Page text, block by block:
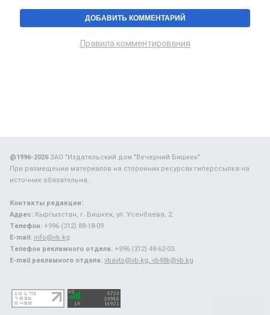
Правила комментирования
@1996-2026ЗАО "Издательский дом "Вечерний Бишкек"
При размещении материалов на сторонних ресурсах гиперссылка на
источник обязательна.
Контакты редакции:
Адрес: Кыргызстан, г. Бишкек, ул. Усенбаева, 2.
Телефон: +996 (312) 88-18-09.
E-mail: info@vb.kg
Телефон рекламного отдела: +996 (312) 48-62-03.
E-mail рекламного отдела: vbavto@vb.kg, vb48k@vb.kg